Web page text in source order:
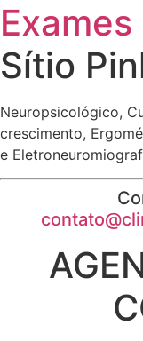
Sítio
Neuropsicológico,
crescimento,
e